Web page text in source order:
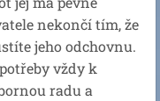
nekončí tím, že
jeho odchovnu.
vždy k
radu a